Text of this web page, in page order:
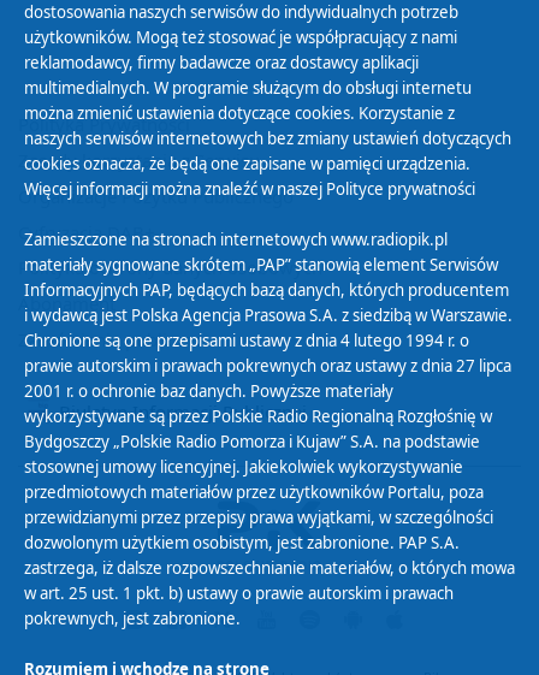
Polityka Prywatności
Zasady korzystania z Serwisu
Organizacje Pożytku Publicznego
Cyfryzacja DAB+
Polityka ochrony danych osobowych
Abonament
Zamówienia publiczne
Biuletyn Informacji Publicznej
dostosowania naszych serwisów do indywidualnych potrzeb
użytkowników. Mogą też stosować je współpracujący z nami
reklamodawcy, firmy badawcze oraz dostawcy aplikacji
multimedialnych. W programie służącym do obsługi internetu
można zmienić ustawienia dotyczące cookies. Korzystanie z
naszych serwisów internetowych bez zmiany ustawień dotyczących
cookies oznacza, że będą one zapisane w pamięci urządzenia.
Więcej informacji można znaleźć w naszej Polityce prywatności
Zamieszczone na stronach internetowych www.radiopik.pl
materiały sygnowane skrótem „PAP” stanowią element Serwisów
Informacyjnych PAP, będących bazą danych, których producentem
i wydawcą jest Polska Agencja Prasowa S.A. z siedzibą w Warszawie.
Chronione są one przepisami ustawy z dnia 4 lutego 1994 r. o
prawie autorskim i prawach pokrewnych oraz ustawy z dnia 27 lipca
2001 r. o ochronie baz danych. Powyższe materiały
wykorzystywane są przez Polskie Radio Regionalną Rozgłośnię w
Bydgoszczy „Polskie Radio Pomorza i Kujaw” S.A. na podstawie
stosownej umowy licencyjnej. Jakiekolwiek wykorzystywanie
przedmiotowych materiałów przez użytkowników Portalu, poza
przewidzianymi przez przepisy prawa wyjątkami, w szczególności
dozwolonym użytkiem osobistym, jest zabronione. PAP S.A.
zastrzega, iż dalsze rozpowszechnianie materiałów, o których mowa
w art. 25 ust. 1 pkt. b) ustawy o prawie autorskim i prawach
pokrewnych, jest zabronione.
Rozumiem i wchodzę na stronę